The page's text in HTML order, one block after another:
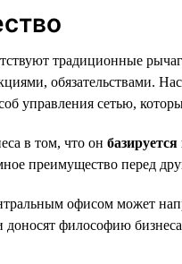
традиционные
обязательствами.
управления сетью,
в том, что он
преимущество перед
офисом может
философию